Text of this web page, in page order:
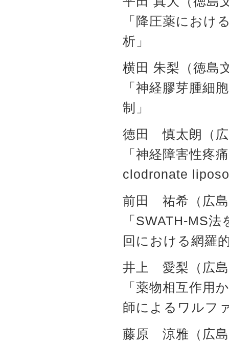
「降圧薬におけ
析」
横田 朱梨（徳島
「神経膠芽腫細
制」
徳田 慎太朗（広
「神経障害性疼
clodronate
前田 祐希（広
「SWATH-MS
回における網羅
井上 愛梨（広
「薬物相互作用
師によるワルフ
藤原 涼雅（広